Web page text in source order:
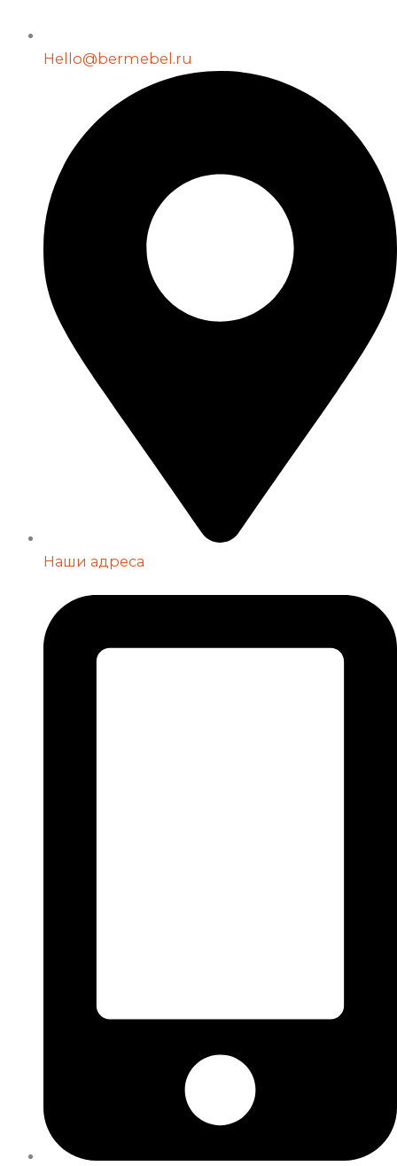
Hello@bermebel.ru
Наши адреса